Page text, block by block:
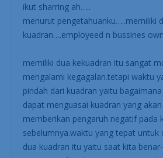
ikut sharring ah…..
menurut pengetahuanku…..memiliki
kuadran….employeed n bussines
memiliki dua kekuadran itu sangat
mengalami kegagalan.tetapi waktu
pindah dari kuadran yaitu
dapat menguasai kuadran yang
memberikan pengaruh negatif pada
sebelumnya.waktu yang tepat untuk
dua kuadran itu yaitu saat kita